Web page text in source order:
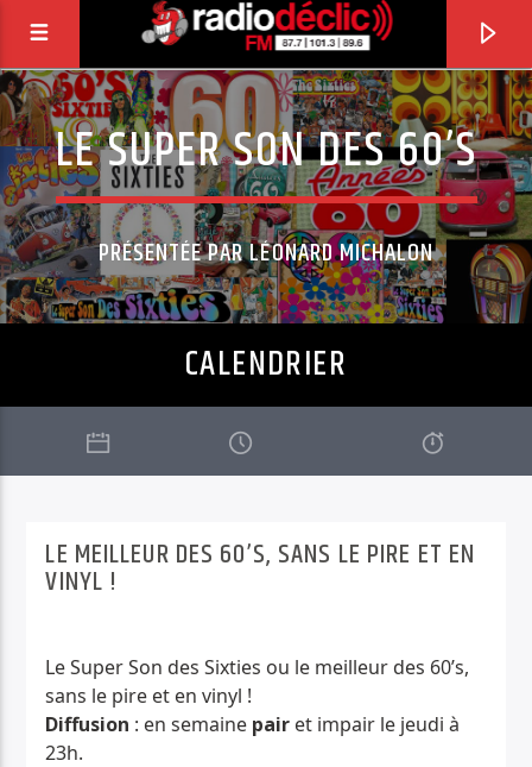
RADIO DÉCLIC
VOTRE RADIO ASSOCIATIVE EN TERRES DE
LORRAINE
PISTE ACTUELLE
MA MÉMOIRE EN CHANSON
LE SUPER SON DES 60’S
PRÉSENTÉE PAR LÉONARD MICHALON
CALENDRIER
LE MEILLEUR DES 60’S, SANS LE PIRE ET EN
VINYL !
Le Super Son des Sixties ou le meilleur des 60’s,
sans le pire et en vinyl !
Diffusion : en semaine pair et impair le jeudi à
23h.